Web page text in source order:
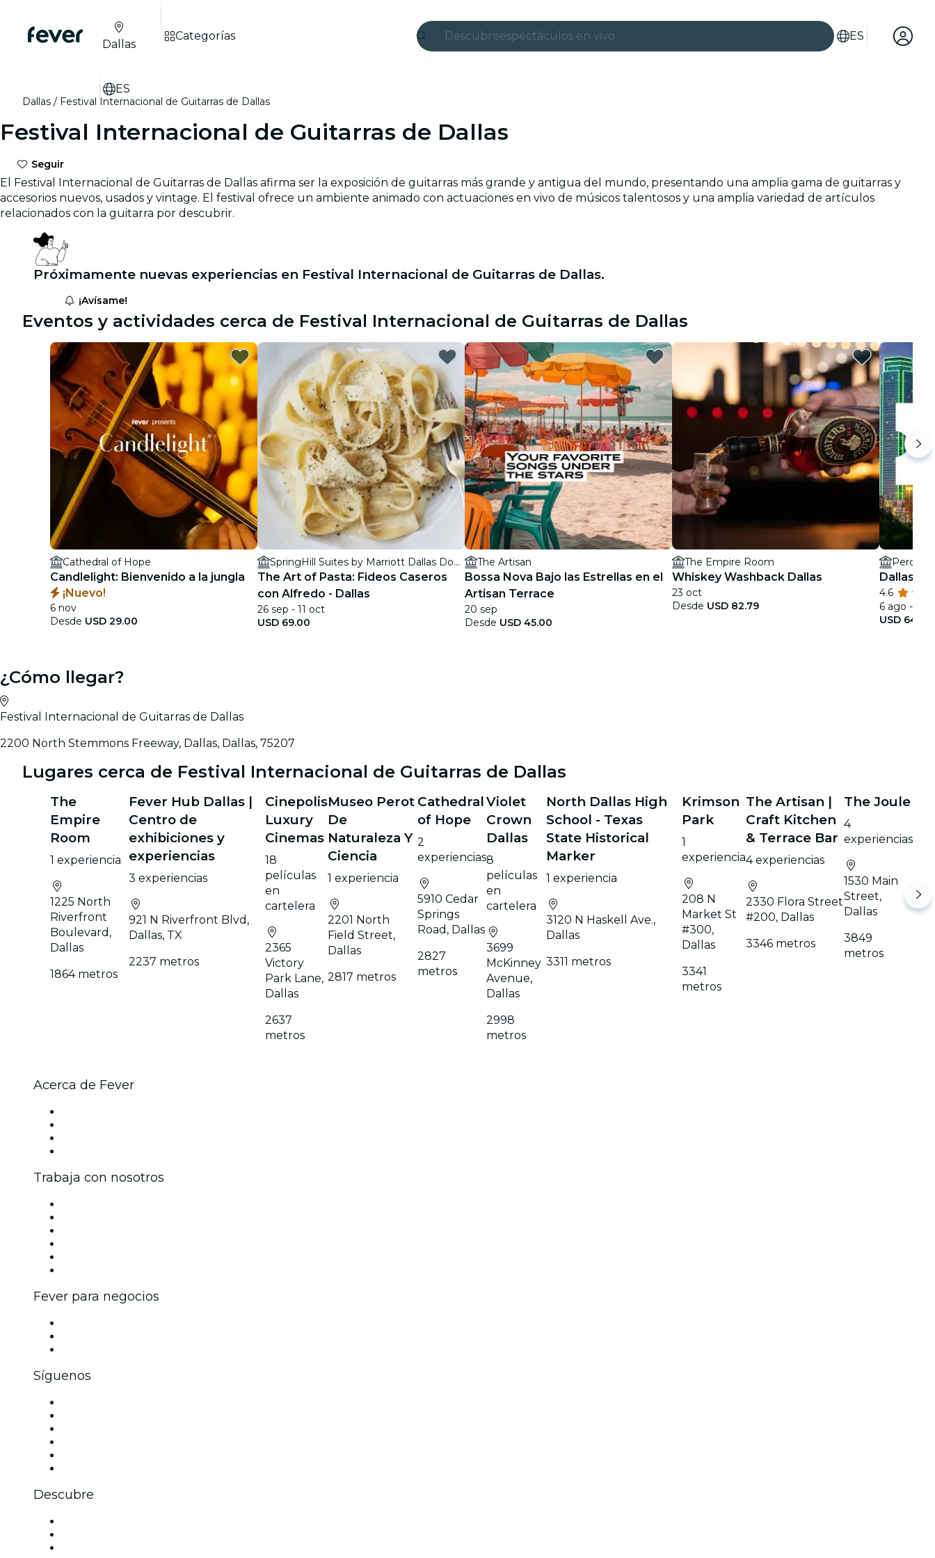
Descubreespectáculos en vivo
Londres
São Paulo
recorridos por la ciudad
conciertos
restaurantes
cine
ES
Dallas
ES
Categorías
Dallas Festival Internacional de Guitarras de Dallas
Festival Internacional de Guitarras de Dallas
Seguir
El Festival Internacional de Guitarras de Dallas afirma ser la exposición de guitarras más grande y antigua del mundo, presentando una amplia gama de guitarras y
accesorios nuevos, usados y vintage. El festival ofrece un ambiente animado con actuaciones en vivo de músicos talentosos y una amplia variedad de artículos
relacionados con la guitarra por descubrir.
Próximamente nuevas experiencias en Festival Internacional de Guitarras de Dallas.
¡Avísame!
Eventos y actividades cerca de Festival Internacional de Guitarras de Dallas
Cathedral of Hope
Candlelight: Bienvenido a la jungla
¡Nuevo!
6 nov
Desde USD 29.00
SpringHill Suites by Marriott Dallas Downtown/West End
The Art of Pasta: Fideos Caseros
con Alfredo - Dallas
26 sep - 11 oct
USD 69.00
The Artisan
Bossa Nova Bajo las Estrellas en el
Artisan Terrace
20 sep
Desde USD 45.00
The Empire Room
Whiskey Washback Dallas
23 oct
Desde USD 82.79
Perot
Dallas
4.6
6 ago - 1
USD 64.00
¿Cómo llegar?
Festival Internacional de Guitarras de Dallas
2200 North Stemmons Freeway, Dallas, Dallas, 75207
Lugares cerca de Festival Internacional de Guitarras de Dallas
The
Empire
Room
1 experiencia
1225 North
Riverfront
Boulevard,
Dallas
1864 metros
Fever Hub Dallas |
Centro de
exhibiciones y
experiencias
3 experiencias
921 N Riverfront Blvd,
Dallas, TX
2237 metros
Cinepolis
Luxury
Cinemas
18
películas
en
cartelera
2365
Victory
Park Lane,
Dallas
2637
metros
Museo Perot
De
Naturaleza Y
Ciencia
1 experiencia
2201 North
Field Street,
Dallas
2817 metros
Cathedral
of Hope
2
experiencias
5910 Cedar
Springs
Road, Dallas
2827
metros
Violet
Crown
Dallas
8
películas
en
cartelera
3699
McKinney
Avenue,
Dallas
2998
metros
North Dallas High
School - Texas
State Historical
Marker
1 experiencia
3120 N Haskell Ave.,
Dallas
3311 metros
Krimson
Park
1
experiencia
208 N
Market St
#300,
Dallas
3341
metros
The Artisan |
Craft Kitchen
& Terrace Bar
4 experiencias
2330 Flora Street
#200, Dallas
3346 metros
The Joule
4
experiencias
1530 Main
Street,
Dallas
3849
metros
Acerca de Fever
Trabaja con nosotros
Fever para negocios
Síguenos
Descubre